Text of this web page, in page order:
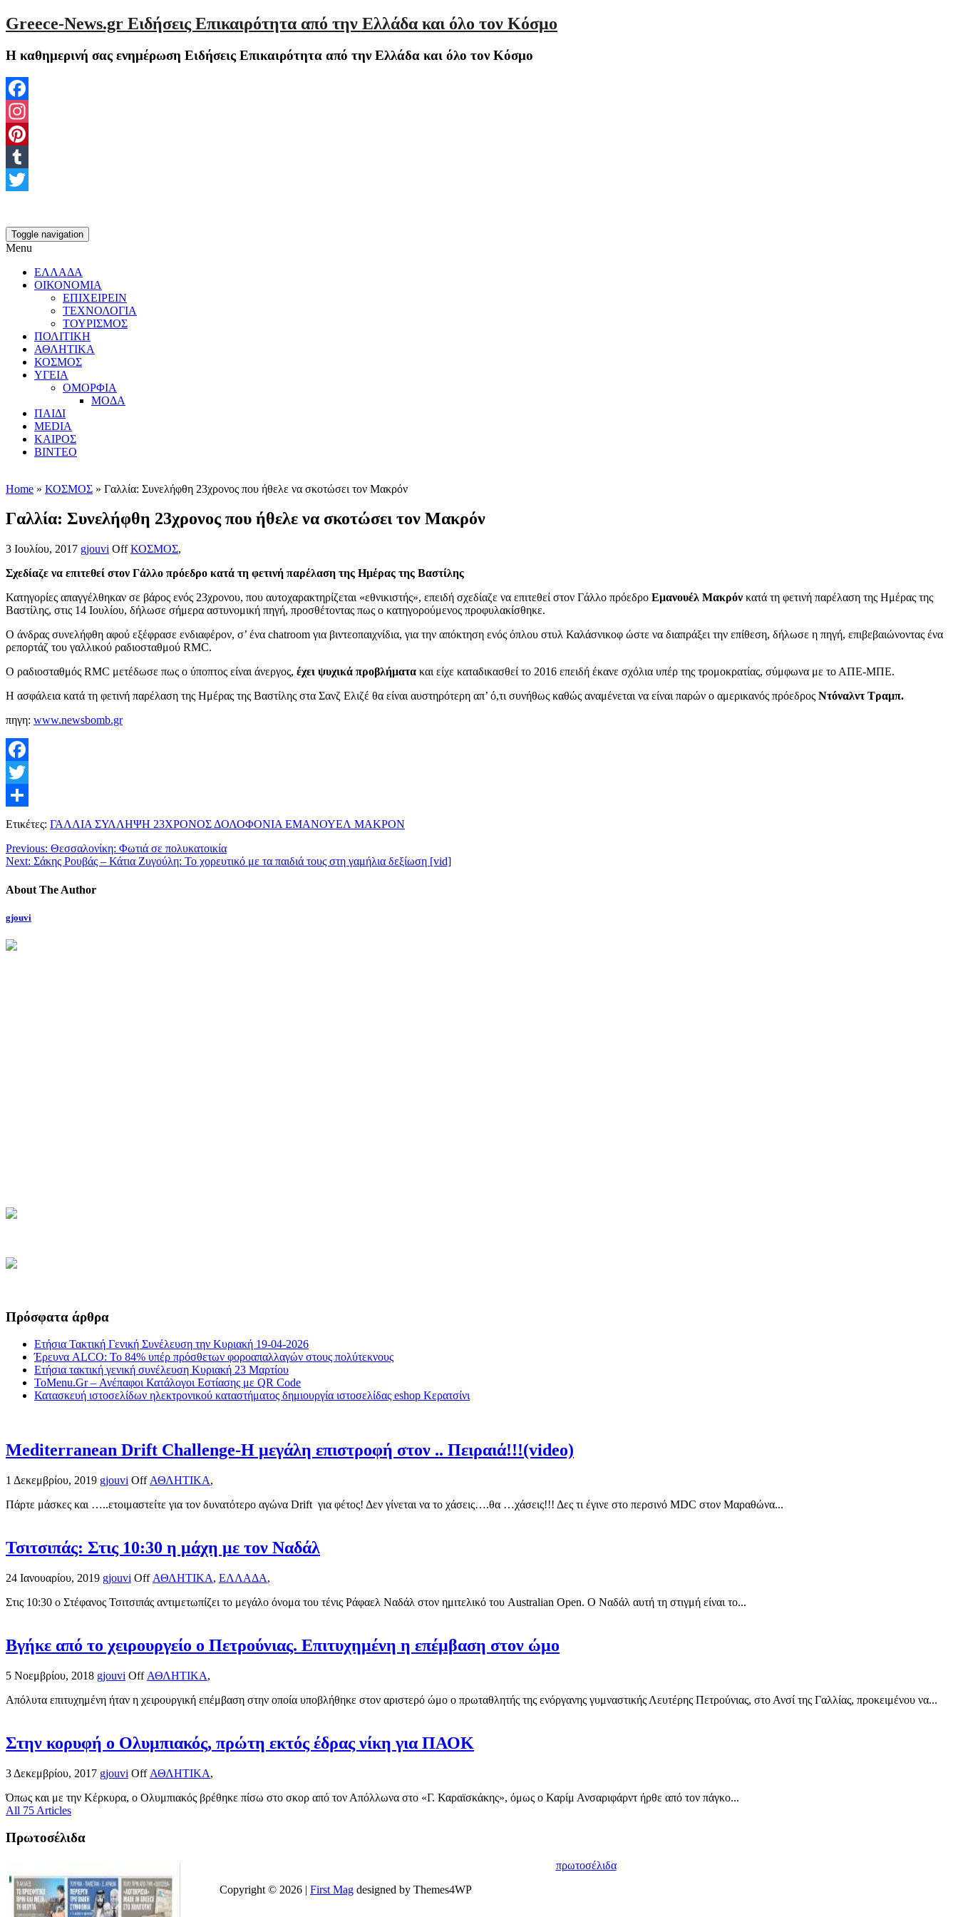
Greece-News.gr Ειδήσεις Επικαιρότητα από την Ελλάδα και όλο τον Κόσμο
Η καθημερινή σας ενημέρωση Ειδήσεις Επικαιρότητα από την Ελλάδα και όλο τον Κόσμο
Facebook
Instagram
Pinterest
Tumblr
Toggle navigation
Menu
ΕΛΛΑΔΑ
ΟΙΚΟΝΟΜΙΑ
ΕΠΙΧΕΙΡΕΙΝ
ΤΕΧΝΟΛΟΓΙΑ
ΤΟΥΡΙΣΜΟΣ
ΠΟΛΙΤΙΚΗ
ΑΘΛΗΤΙΚΑ
ΚΟΣΜΟΣ
ΥΓΕΙΑ
ΟΜΟΡΦΙΑ
ΜΟΔΑ
ΠΑΙΔΙ
MEDIA
ΚΑΙΡΟΣ
ΒΙΝΤΕΟ
Home » ΚΟΣΜΟΣ » Γαλλία: Συνελήφθη 23χρονος που ήθελε να σκοτώσει τον Μακρόν
Γαλλία: Συνελήφθη 23χρονος που ήθελε να σκοτώσει τον Μακρόν
3 Ιουλίου, 2017 gjouvi Off ΚΟΣΜΟΣ,
Σχεδίαζε να επιτεθεί στον Γάλλο πρόεδρο κατά τη φετινή παρέλαση της Ημέρας της Βαστίλης
Κατηγορίες απαγγέλθηκαν σε βάρος ενός 23χρονου, που αυτοχαρακτηρίζεται «εθνικιστής», επειδή σχεδίαζε να επιτεθεί στον Γάλλο πρόεδρο Εμανουέλ Μακρόν κατά τη φετινή παρέλαση της Ημέρας της
Βαστίλης, στις 14 Ιουλίου, δήλωσε σήμερα αστυνομική πηγή, προσθέτοντας πως ο κατηγορούμενος προφυλακίσθηκε.
Ο άνδρας συνελήφθη αφού εξέφρασε ενδιαφέρον, σ’ ένα chatroom για βιντεοπαιχνίδια, για την απόκτηση ενός όπλου στυλ Καλάσνικοφ ώστε να διαπράξει την επίθεση, δήλωσε η πηγή, επιβεβαιώνοντας ένα
ρεπορτάζ του γαλλικού ραδιοσταθμού RMC.
Ο ραδιοσταθμός RMC μετέδωσε πως ο ύποπτος είναι άνεργος, έχει ψυχικά προβλήματα και είχε καταδικασθεί το 2016 επειδή έκανε σχόλια υπέρ της τρομοκρατίας, σύμφωνα με το ΑΠΕ-ΜΠΕ.
Η ασφάλεια κατά τη φετινή παρέλαση της Ημέρας της Βαστίλης στα Σανζ Ελιζέ θα είναι αυστηρότερη απ’ ό,τι συνήθως καθώς αναμένεται να είναι παρών ο αμερικανός πρόεδρος Ντόναλντ Τραμπ.
πηγη: www.newsbomb.gr
Facebook
Twitter
Μοιραστείτε
Ετικέτες: ΓΑΛΛΙΑ ΣΥΛΛΗΨΗ 23ΧΡΟΝΟΣ ΔΟΛΟΦΟΝΙΑ ΕΜΑΝΟΥΕΛ ΜΑΚΡΟΝ
Previous: Θεσσαλονίκη: Φωτιά σε πολυκατοικία
Next: Σάκης Ρουβάς – Κάτια Ζυγούλη: Το χορευτικό με τα παιδιά τους στη γαμήλια δεξίωση [vid]
About The Author
gjouvi
Πρόσφατα άρθρα
Ετήσια Τακτική Γενική Συνέλευση την Κυριακή 19-04-2026
Έρευνα ALCO: Το 84% υπέρ πρόσθετων φοροαπαλλαγών στους πολύτεκνους
Ετήσια τακτική γενική συνέλευση Κυριακή 23 Μαρτίου
ToMenu.Gr – Ανέπαφοι Κατάλογοι Εστίασης με QR Code
Κατασκευή ιστοσελίδων ηλεκτρονικού καταστήματος δημιουργία ιστοσελίδας eshop Κερατσίνι
Mediterranean Drift Challenge-Η μεγάλη επιστροφή στον .. Πειραιά!!!(video)
1 Δεκεμβρίου, 2019 gjouvi Off ΑΘΛΗΤΙΚΑ,
Πάρτε μάσκες και …..ετοιμαστείτε για τον δυνατότερο αγώνα Drift για φέτος! Δεν γίνεται να το χάσεις….θα …χάσεις!!! Δες τι έγινε στο περσινό MDC στον Μαραθώνα...
Τσιτσιπάς: Στις 10:30 η μάχη με τον Ναδάλ
24 Ιανουαρίου, 2019 gjouvi Off ΑΘΛΗΤΙΚΑ, ΕΛΛΑΔΑ,
Στις 10:30 ο Στέφανος Τσιτσιπάς αντιμετωπίζει το μεγάλο όνομα του τένις Ράφαελ Ναδάλ στον ημιτελικό του Australian Open. Ο Ναδάλ αυτή τη στιγμή είναι το...
Βγήκε από το χειρουργείο ο Πετρούνιας. Επιτυχημένη η επέμβαση στον ώμο
5 Νοεμβρίου, 2018 gjouvi Off ΑΘΛΗΤΙΚΑ,
Απόλυτα επιτυχημένη ήταν η χειρουργική επέμβαση στην οποία υποβλήθηκε στον αριστερό ώμο ο πρωταθλητής της ενόργανης γυμναστικής Λευτέρης Πετρούνιας, στο Ανσί της Γαλλίας, προκειμένου να...
Στην κορυφή ο Ολυμπιακός, πρώτη εκτός έδρας νίκη για ΠΑΟΚ
3 Δεκεμβρίου, 2017 gjouvi Off ΑΘΛΗΤΙΚΑ,
Όπως και με την Κέρκυρα, ο Ολυμπιακός βρέθηκε πίσω στο σκορ από τον Απόλλωνα στο «Γ. Καραϊσκάκης», όμως ο Καρίμ Ανσαριφάρντ ήρθε από τον πάγκο...
All 75 Articles
Πρωτοσέλιδα
πρωτοσέλιδα
Copyright © 2026 | First Mag designed by Themes4WP